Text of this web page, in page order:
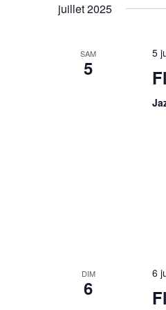
clé.
juillet 2025
SAM
5
5
DIM
6
6